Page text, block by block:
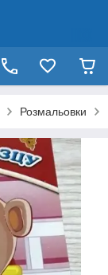
Розмальовки